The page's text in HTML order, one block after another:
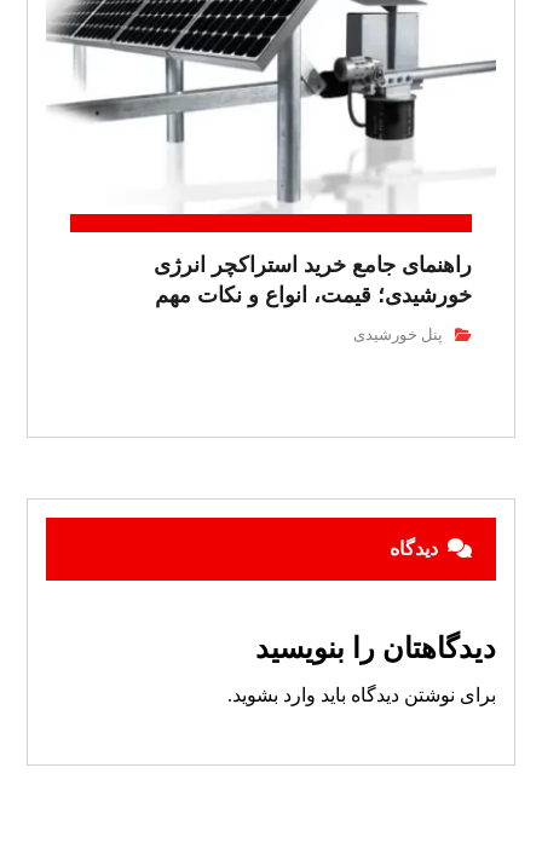
راهنمای جامع خرید استراکچر انرژی
خورشیدی؛ قیمت، انواع و نکات مهم
پنل خورشیدی
دیدگاه
دیدگاهتان را بنویسید
برای نوشتن دیدگاه باید وارد بشوید.